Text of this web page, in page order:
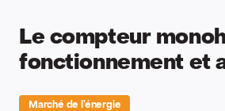
Le compteur
fonctionnement et
Marché de l’énergie